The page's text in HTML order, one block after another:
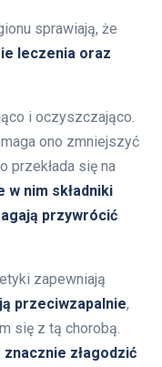
sprawiają, że
leczenia oraz
i oczyszczająco.
ono zmniejszyć
przekłada się na
w nim składniki
przywrócić
zapewniają
przeciwzapalnie,
się z tą chorobą.
złagodzić